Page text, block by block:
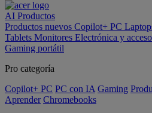
AI Productos
Productos nuevos Copilot+ PC
Tablets Monitores Electrónica y
Gaming portátil
Pro categoría
Copilot+ PC PC con IA Gaming
Aprender Chromebooks